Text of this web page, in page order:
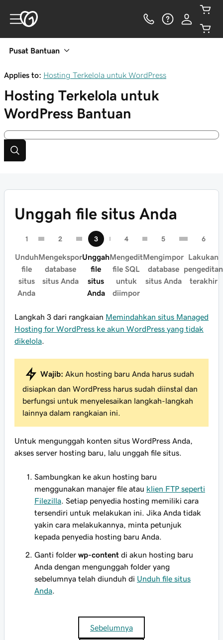
Pusat Bantuan
Applies to: Hosting Terkelola untuk WordPress
Hosting Terkelola untuk
WordPress Bantuan
Unggah file situs Anda
Unduh
file
situs
Anda
Mengekspor
database
situs Anda
Unggah
file
situs
Anda
Mengedit
file SQL
untuk
diimpor
Mengimpor
database
situs Anda
Lakukan
pengeditan
terakhir
Langkah 3 dari rangkaian Memindahkan situs Managed
Hosting for WordPress ke akun WordPress yang tidak
dikelola
Wajib: Akun hosting baru Anda harus sudah
disiapkan dan WordPress harus sudah diinstal dan
berfungsi untuk menyelesaikan langkah-langkah
lainnya dalam rangkaian ini.
Untuk mengunggah konten situs WordPress Anda,
akses server hosting baru, lalu unggah file situs.
Sambungkan ke akun hosting baru
menggunakan manajer file atau klien FTP seperti
Filezilla . Setiap penyedia hosting memiliki cara
tersendiri untuk melakukan ini. Jika Anda tidak
yakin cara melakukannya, minta petunjuk
kepada penyedia hosting baru Anda.
Ganti folder wp-content di akun hosting baru
Anda dengan mengunggah folder yang
sebelumnya telah diunduh di Unduh file situs
Anda
Sebelumnya